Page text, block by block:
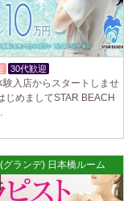
お給料をお支払いさせ
心がけております…
お給料をお支払いさせ
がけております…
は業界の闇である講習
籍セラピストが講…
30代歓迎
験入店からスタートしませ
じめましてSTAR BEACH
グランデ) 日本橋ルーム